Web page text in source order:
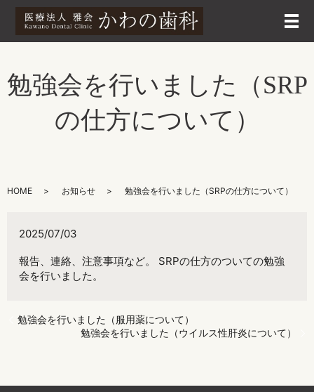
メ
勉強会を行いました（SRP
の仕方について）
HOME お知らせ 勉強会を行いました（SRPの仕方について）
2025/07/03
報告、連絡、注意事項など。 SRPの仕方のついての勉強
会を行いました。
勉強会を行いました（服用薬について）
勉強会を行いました（ウイルス性肝炎について）